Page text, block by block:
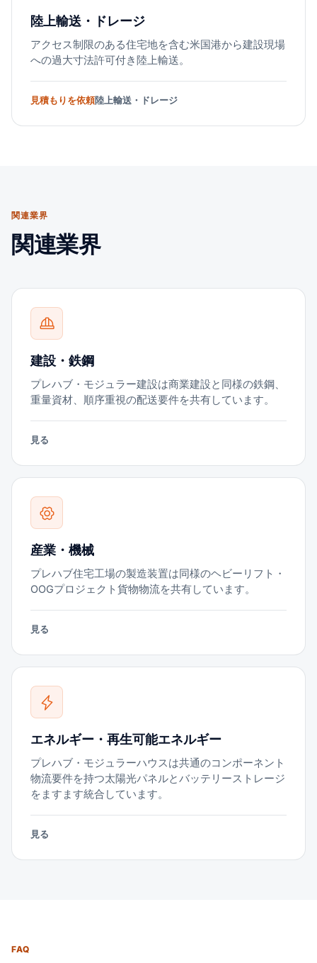
陸上輸送・ドレージ
アクセス制限のある住宅地を含む米国港から建設現場
への過大寸法許可付き陸上輸送。
見積もりを依頼陸上輸送・ドレージ
関連業界
関連業界
建設・鉄鋼
プレハブ・モジュラー建設は商業建設と同様の鉄鋼、
重量資材、順序重視の配送要件を共有しています。
見る
産業・機械
プレハブ住宅工場の製造装置は同様のヘビーリフト・
OOGプロジェクト貨物物流を共有しています。
見る
エネルギー・再生可能エネルギー
プレハブ・モジュラーハウスは共通のコンポーネント
物流要件を持つ太陽光パネルとバッテリーストレージ
をますます統合しています。
見る
FAQ